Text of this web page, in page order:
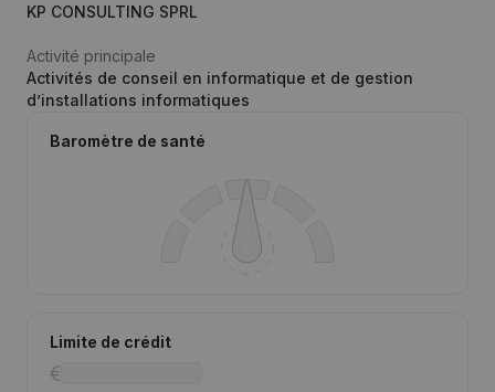
KP CONSULTING SPRL
Activité principale
Activités de conseil en informatique et de gestion
d’installations informatiques
Baromètre de santé
Limite de crédit